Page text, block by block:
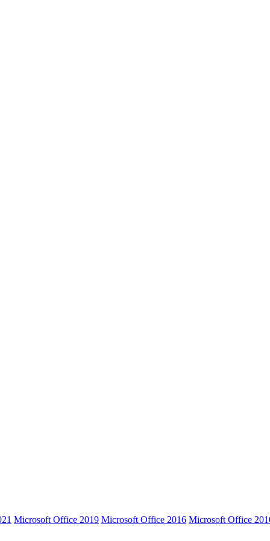
Microsoft Office 2019 Microsoft Office 2016 Microsoft Office